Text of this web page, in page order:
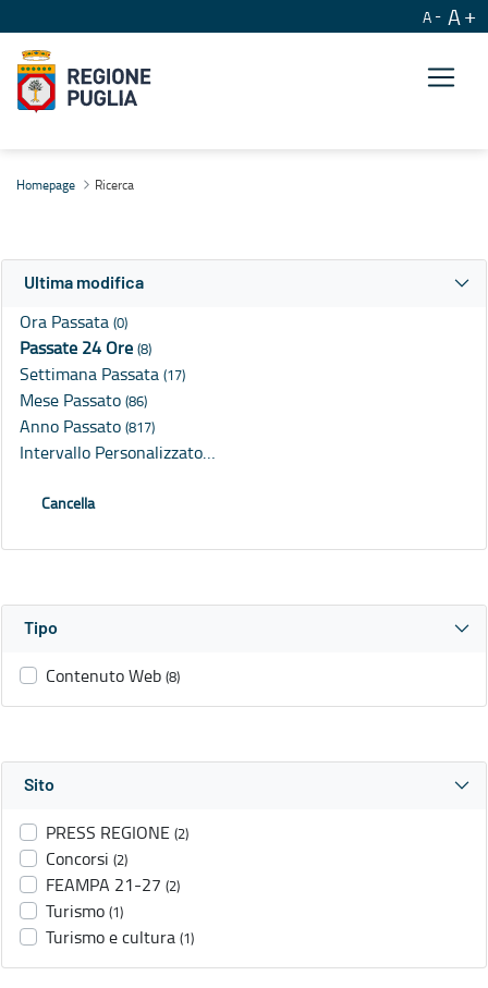
A A
Homepage Ricerca
Ultima modifica
Ora Passata (0)
Passate 24 Ore (8)
Settimana Passata (17)
Mese Passato (86)
Anno Passato (817)
Intervallo Personalizzato…
Cancella
Tipo
Contenuto Web (8)
Sito
PRESS REGIONE (2)
Concorsi (2)
FEAMPA 21-27 (2)
Turismo (1)
Turismo e cultura (1)